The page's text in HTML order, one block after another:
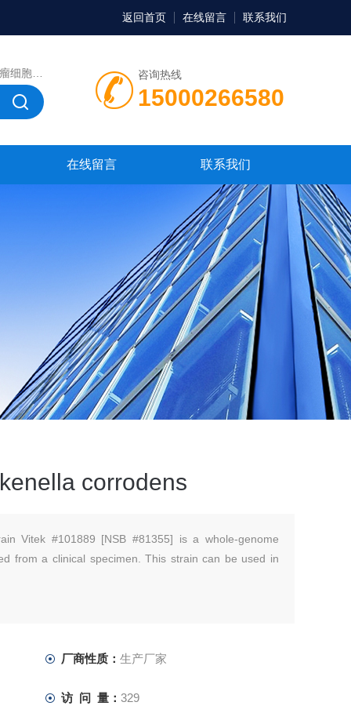
返回首页 在线留言 联系我们
咨询热线
15000266580
菌种，菌株，菌种
在线留言 联系我们
corrodens
Vitek #101889 [NSB #81355] is a whole-genome
from a clinical specimen. This strain can be used in
厂商性质： 生产厂家
访 问 量： 329